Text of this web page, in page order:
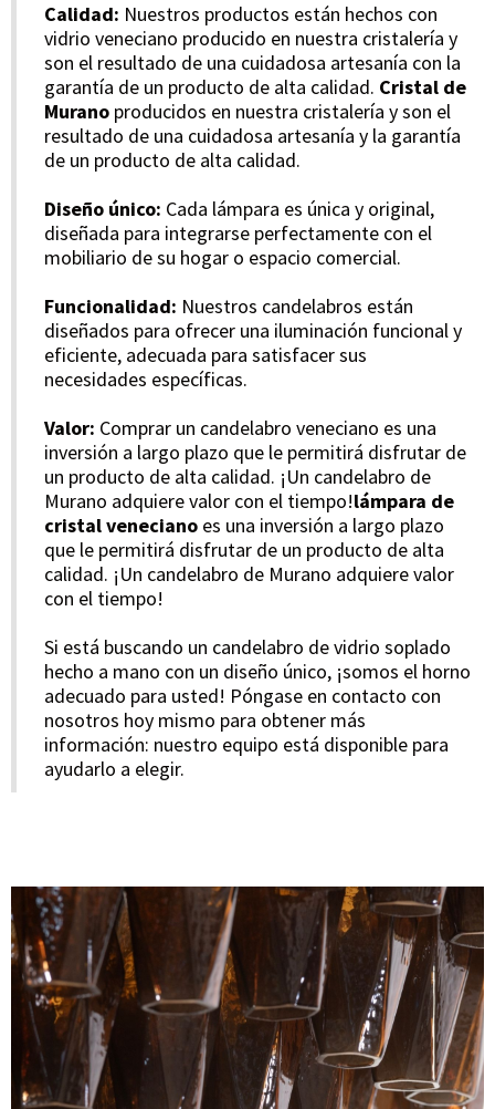
Calidad: Nuestros productos están hechos con
vidrio veneciano producido en nuestra cristalería y
son el resultado de una cuidadosa artesanía con la
garantía de un producto de alta calidad. Cristal de
Murano producidos en nuestra cristalería y son el
resultado de una cuidadosa artesanía y la garantía
de un producto de alta calidad.
Diseño único: Cada lámpara es única y original,
diseñada para integrarse perfectamente con el
mobiliario de su hogar o espacio comercial.
Funcionalidad: Nuestros candelabros están
diseñados para ofrecer una iluminación funcional y
eficiente, adecuada para satisfacer sus
necesidades específicas.
Valor: Comprar un candelabro veneciano es una
inversión a largo plazo que le permitirá disfrutar de
un producto de alta calidad. ¡Un candelabro de
Murano adquiere valor con el tiempo!lámpara de
cristal veneciano es una inversión a largo plazo
que le permitirá disfrutar de un producto de alta
calidad. ¡Un candelabro de Murano adquiere valor
con el tiempo!
Si está buscando un candelabro de vidrio soplado
hecho a mano con un diseño único, ¡somos el horno
adecuado para usted! Póngase en contacto con
nosotros hoy mismo para obtener más
información: nuestro equipo está disponible para
ayudarlo a elegir.